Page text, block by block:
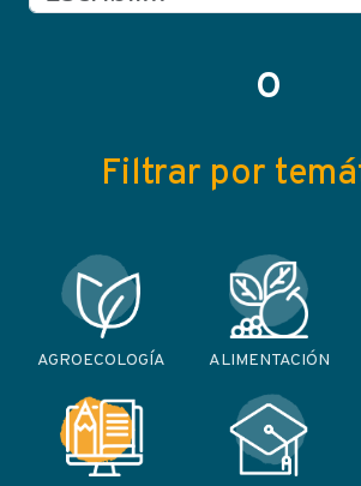
O
Filtrar por
AGROECOLOGÍA ALIMENTACIÓN